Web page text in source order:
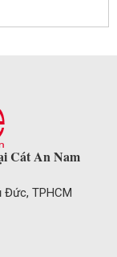
Cát An Nam
Đức, TPHCM